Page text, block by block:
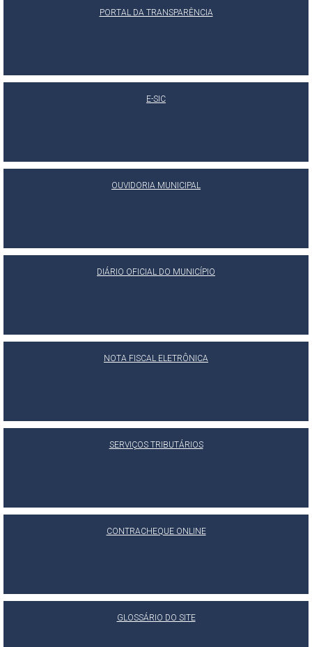
PORTAL DA TRANSPARÊNCIA
E-SIC
OUVIDORIA MUNICIPAL
DIÁRIO OFICIAL DO MUNICÍPIO
NOTA FISCAL ELETRÔNICA
SERVIÇOS TRIBUTÁRIOS
CONTRACHEQUE ONLINE
GLOSSÁRIO DO SITE